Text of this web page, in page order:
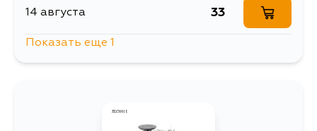
14 августа 33
Показать еще 1